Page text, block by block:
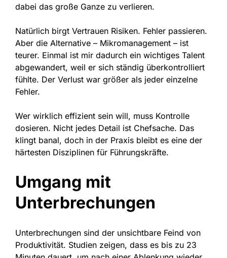
dabei das große Ganze zu verlieren.
Natürlich birgt Vertrauen Risiken. Fehler passieren.
Aber die Alternative – Mikromanagement – ist
teurer. Einmal ist mir dadurch ein wichtiges Talent
abgewandert, weil er sich ständig überkontrolliert
fühlte. Der Verlust war größer als jeder einzelne
Fehler.
Wer wirklich effizient sein will, muss Kontrolle
dosieren. Nicht jedes Detail ist Chefsache. Das
klingt banal, doch in der Praxis bleibt es eine der
härtesten Disziplinen für Führungskräfte.
Umgang mit
Unterbrechungen
Unterbrechungen sind der unsichtbare Feind von
Produktivität. Studien zeigen, dass es bis zu 23